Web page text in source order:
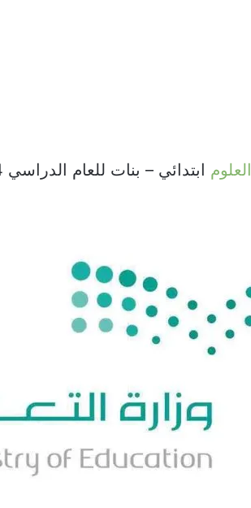
العلوم ابتدائي – بنات للعام الدراسي 1444 هـ